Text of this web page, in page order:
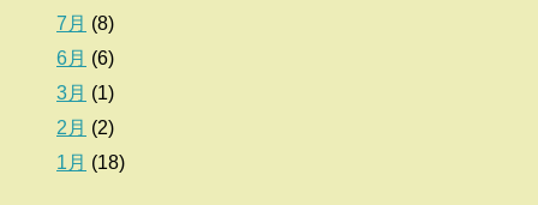
7月 (8)
6月 (6)
3月 (1)
2月 (2)
1月 (18)